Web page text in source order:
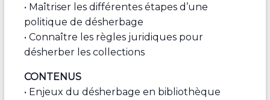
• Maîtriser les différentes étapes d’une
politique de désherbage
• Connaître les règles juridiques pour
désherber les collections
CONTENUS
• Enjeux du désherbage en bibliothèque